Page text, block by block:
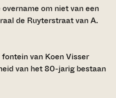
om niet van een
de Ruyterstraat van A.
van Koen Visser
van het 80-jarig bestaan